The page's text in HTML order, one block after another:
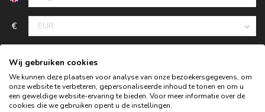
€
Wij gebruiken cookies
We kunnen deze plaatsen voor analyse van onze bezoekersgegevens, om
onze website te verbeteren, gepersonaliseerde inhoud te tonen en om u
een geweldige website-ervaring te bieden. Voor meer informatie over de
cookies die we gebruiken opent u de instellingen.